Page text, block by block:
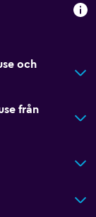
och
från